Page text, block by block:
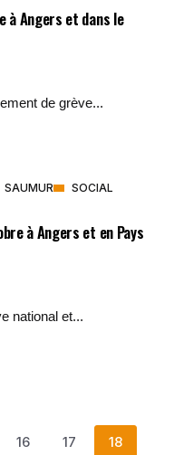
à Angers et dans le
de grève...
SAUMUR
SOCIAL
à Angers et en Pays
national et...
16 17
18